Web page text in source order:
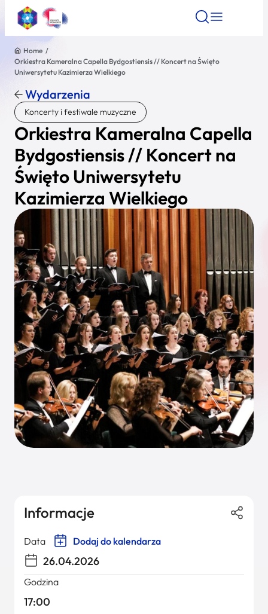
Znajdź atrakcję Znajdź artykuł Znajdź
Znajdź atrakcję
Nazwa atrakcji
Miasto
Kategoria
Wyszukaj
Home /
Orkiestra Kameralna Capella Bydgostiensis // Koncert na Święto
Uniwersytetu Kazimierza Wielkiego
Wydarzenia
Koncerty i festiwale muzyczne
Orkiestra Kameralna Capella
Bydgostiensis // Koncert na
Święto Uniwersytetu
Kazimierza Wielkiego
Informacje
Data Dodaj do kalendarza
26.04.2026
Godzina
17:00